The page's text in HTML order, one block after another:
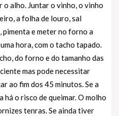
o alho. Juntar o vinho, o vinho
a folha de louro, sal
pimenta e meter no forno a
hora, com o tacho tapado.
do forno e do tamanho das
mas pode necessitar
ao fim dos 45 minutos. Se a
o risco de queimar. O molho
tenras. Se ainda tiver